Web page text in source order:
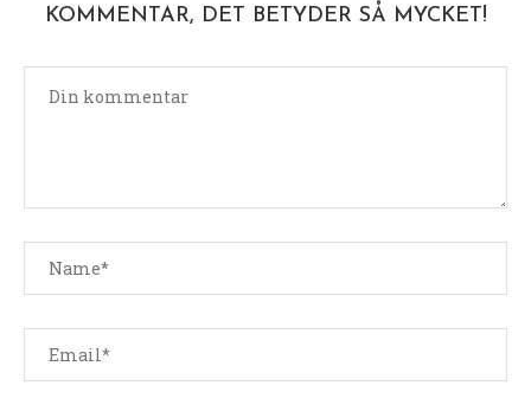
KOMMENTAR, DET BETYDER SÅ MYCKET!